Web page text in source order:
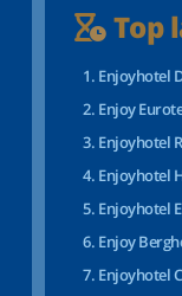
Top
Enjoyhotel
Enjoy
Enjoyhotel
Enjoyhotel
Enjoyhotel
Enjoy
Enjoyhotel